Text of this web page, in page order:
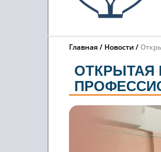
Главная Новости
ОТКРЫТАЯ